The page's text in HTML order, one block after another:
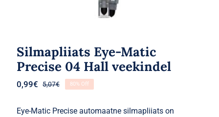
Silmapliiats Eye-Matic
Precise 04 Hall veekindel
5,07€Algne
oli:
0,99€
Praegune
on:
80% Off
Eye-Matic Precise automaatne silmapliiats on